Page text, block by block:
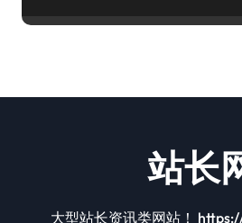
站长
大型站长资讯类网站！